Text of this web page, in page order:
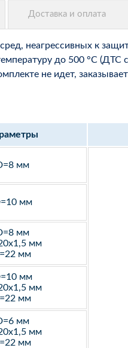
неагрессивных к
до 500 °С
не идет,
мм
мм
мм
мм
мм
мм
мм
мм
мм
мм
мм